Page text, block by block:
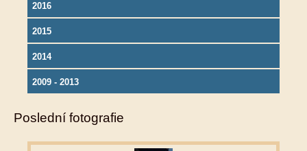
2016
2015
2014
2009 - 2013
Poslední fotografie